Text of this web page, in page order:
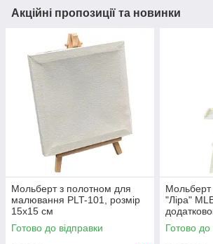
Акційні пропозиції та новинки
Мольберт з полотном для
малювання PLT-101, розмір
15х15 см
Готово до відправки
"Ліра"
Готово до